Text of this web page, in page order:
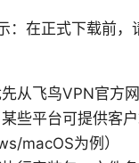
：在正式下载前，
从飞鸟VPN官方
些平台可提供客
macOS为例）